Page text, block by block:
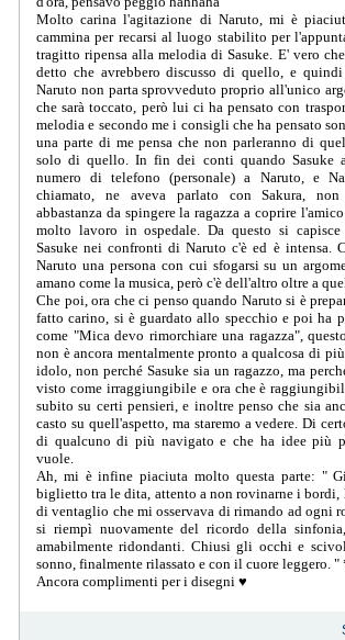
Molto carina l'agitazione di Naruto, mi è
cammina per recarsi al luogo stabilito per
tragitto ripensa alla melodia di Sasuke. E' vero
detto che avrebbero discusso di quello, e
Naruto non parta sprovveduto proprio all'unico
che sarà toccato, però lui ci ha pensato con
melodia e secondo me i consigli che ha pensato
una parte di me pensa che non parleranno di
solo di quello. In fin dei conti quando Sasuke
numero di telefono (personale) a Naruto, e
chiamato, ne aveva parlato con Sakura, non
abbastanza da spingere la ragazza a coprire
molto lavoro in ospedale. Da questo si capisce
Sasuke nei confronti di Naruto c'è ed è intensa.
Naruto una persona con cui sfogarsi su un
amano come la musica, però c'è dell'altro oltre a
Che poi, ora che ci penso quando Naruto si è
fatto carino, si è guardato allo specchio e poi ha
come "Mica devo rimorchiare una ragazza",
non è ancora mentalmente pronto a qualcosa di
idolo, non perché Sasuke sia un ragazzo, ma
visto come irraggiungibile e ora che è
subito su certi pensieri, e inoltre penso che sia
casto su quell'aspetto, ma staremo a vedere. Di
di qualcuno di più navigato e che ha idee più
vuole.
Ah, mi è infine piaciuta molto questa parte: "
biglietto tra le dita, attento a non rovinarne i bordi,
di ventaglio che mi osservava di rimando ad ogni
si riempì nuovamente del ricordo della
amabilmente ridondanti. Chiusi gli occhi e
sonno, finalmente rilassato e con il cuore leggero. "
Ancora complimenti per i disegni ♥